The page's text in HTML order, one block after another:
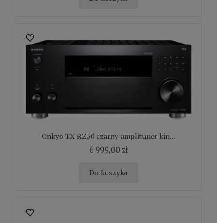
Onkyo TX-RZ50 czarny amplituner kin...
6 999,00 zł
Do koszyka